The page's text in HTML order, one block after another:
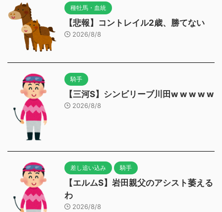
種牡馬・血統
【悲報】コントレイル2歳、勝てない
2026/8/8
騎手
【三河S】シンビリーブ川田w w w w w
2026/8/8
差し追い込み 騎手
【エルムS】岩田親父のアシスト萎える
わ
2026/8/8